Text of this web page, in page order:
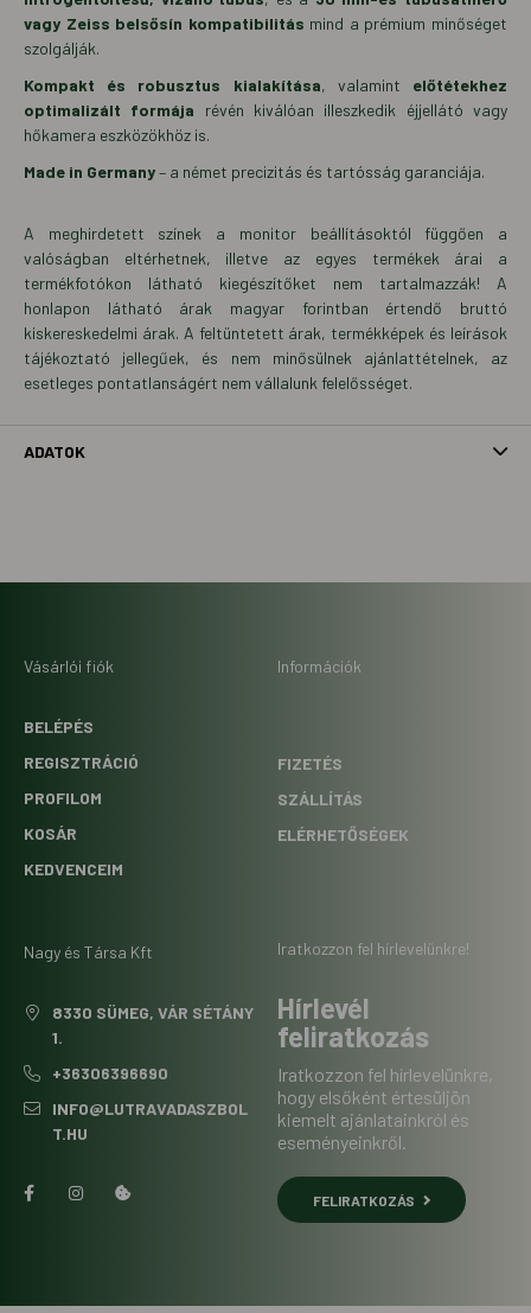
vagy Zeiss belsősín kompatibilitás mind a prémium minőséget
szolgálják.
Kompakt és robusztus kialakítása, valamint előtétekhez
optimalizált formája révén kiválóan illeszkedik éjjellátó vagy
hőkamera eszközökhöz is.
Made in Germany– a német precizitás és tartósság garanciája.
A meghirdetett színek a monitor beállításoktól függően a
valóságban eltérhetnek, illetve az egyes termékek árai a
termékfotókon látható kiegészítőket nem tartalmazzák! A
honlapon látható árak magyar forintban értendő bruttó
kiskereskedelmi árak. A feltüntetett árak, termékképek és leírások
tájékoztató jellegűek, és nem minősülnek ajánlattételnek, az
esetleges pontatlanságért nem vállalunk felelősséget.
ADATOK
Vásárlói fiók
BELÉPÉS
REGISZTRÁCIÓ
PROFILOM
KOSÁR
KEDVENCEIM
Információk
FIZETÉS
SZÁLLÍTÁS
ELÉRHETŐSÉGEK
Nagy és Társa Kft
8330 SÜMEG, VÁR SÉTÁNY
1.
+36306396690
INFO@LUTRAVADASZBOL
T.HU
Iratkozzon fel hírlevelünkre!
Hírlevél
feliratkozás
Iratkozzon fel hírlevelünkre,
hogy elsőként értesüljön
kiemelt ajánlatainkról és
eseményeinkről.
FELIRATKOZÁS